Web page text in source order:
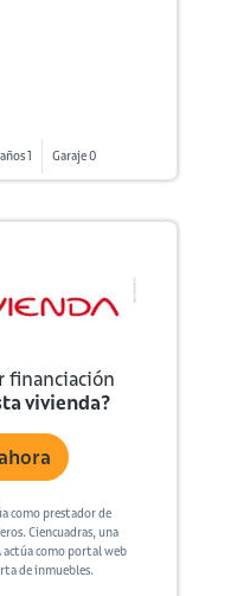
1 Garaje 0
financiación
vivienda?
como prestador de
Ciencuadras, una
actúa como portal web
de inmuebles.